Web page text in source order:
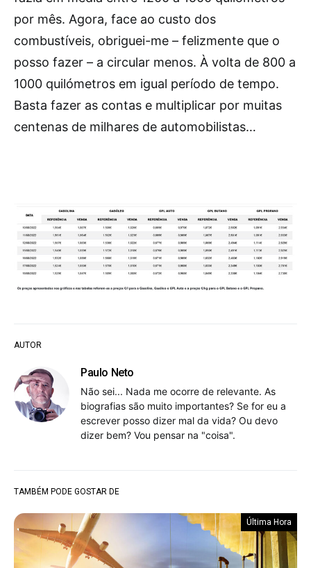
AUTOR
Paulo Neto
Não sei... Nada me ocorre de relevante. As
biografias são muito importantes? Se for eu a
escrever posso dizer mal da vida? Ou devo
dizer bem? Vou pensar na "coisa".
por mês. Agora, face ao custo dos
combustíveis, obriguei-me – felizmente que o
posso fazer – a circular menos. À volta de 800 a
1000 quilómetros em igual período de tempo.
Basta fazer as contas e multiplicar por muitas
centenas de milhares de automobilistas…
TAMBÉM PODE GOSTAR DE
Última Hora